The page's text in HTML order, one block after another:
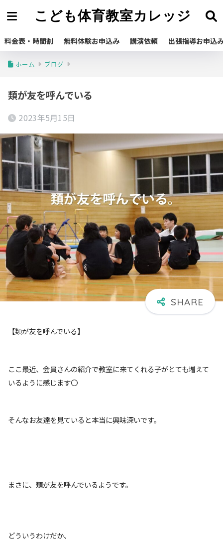
こども体育教室カレッジ
料金表・時間割 無料体験お申込み 講演依頼 出張指導お申込
ホーム ブログ
類が友を呼んでいる
2023年5月15日
【類が友を呼んでいる】
ここ最近、会員さんの紹介で教室に来てくれる子がとても増えて
いるように感じます〇
そんなお友達を見ていると本当に興味深いです。
まさに、類が友を呼んでいるようです。
どういうわけだか、